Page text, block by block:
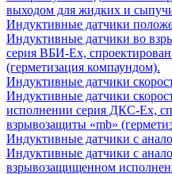
выходом для жидких и
Индуктивные датчики
Индуктивные датчики во
серия ВБИ-Ех,
(герметизация компаундом).
Индуктивные датчики
Индуктивные датчики
исполнении серия ДКС-Ех,
взрывозащиты «mb»
Индуктивные датчики с
Индуктивные датчики с
взрывозащищенном